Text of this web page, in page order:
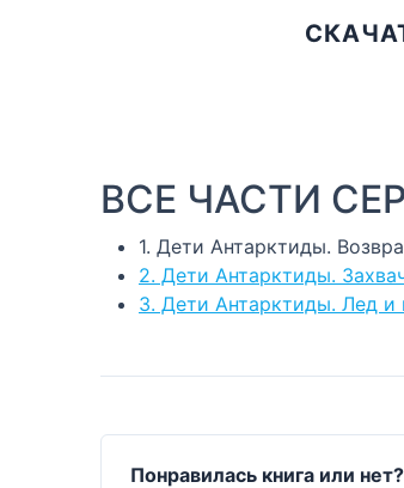
ВСЕ ЧАСТИ
1. Дети Антарктиды.
2. Дети Антарктиды.
3. Дети Антарктиды. Лед и
Понравилась книга или нет?